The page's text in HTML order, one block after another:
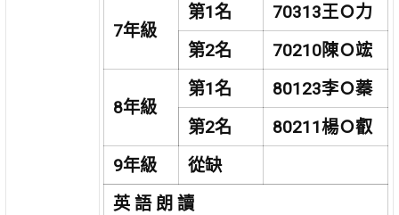
7年級
第1名 70313王Ｏ力
第2名
70210陳Ｏ竤
8年級
第1名 80123李Ｏ蓁
第2名
80211楊Ｏ叡
9年級
從缺
英 語 朗 讀